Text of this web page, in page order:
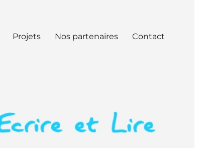
Projets Nos partenaires Contact